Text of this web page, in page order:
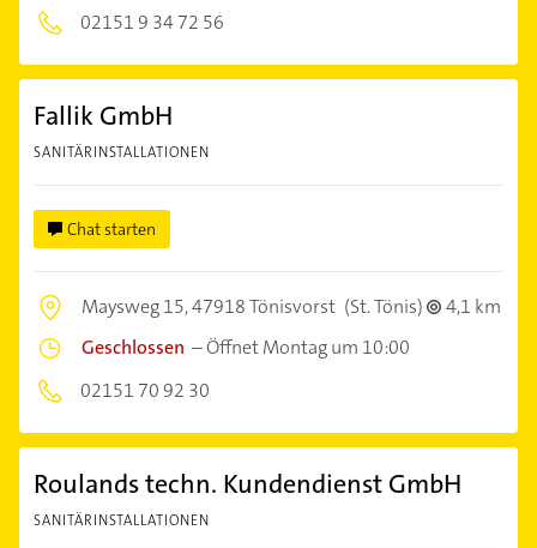
02151 9 34 72 56
Fallik GmbH
SANITÄRINSTALLATIONEN
Chat starten
Maysweg 15,47918 Tönisvorst (St. Tönis)
4,1 km
Geschlossen –Öffnet Montag um 10:00
02151 70 92 30
Roulands techn. Kundendienst GmbH
SANITÄRINSTALLATIONEN